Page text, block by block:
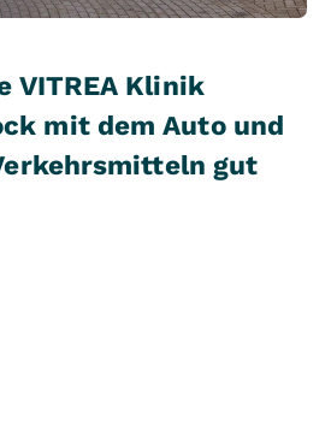
VITREA Klinik
mit dem Auto und
gut